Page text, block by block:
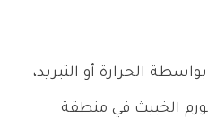
الحرارة أو التبريد،
الخبيث في منطقة